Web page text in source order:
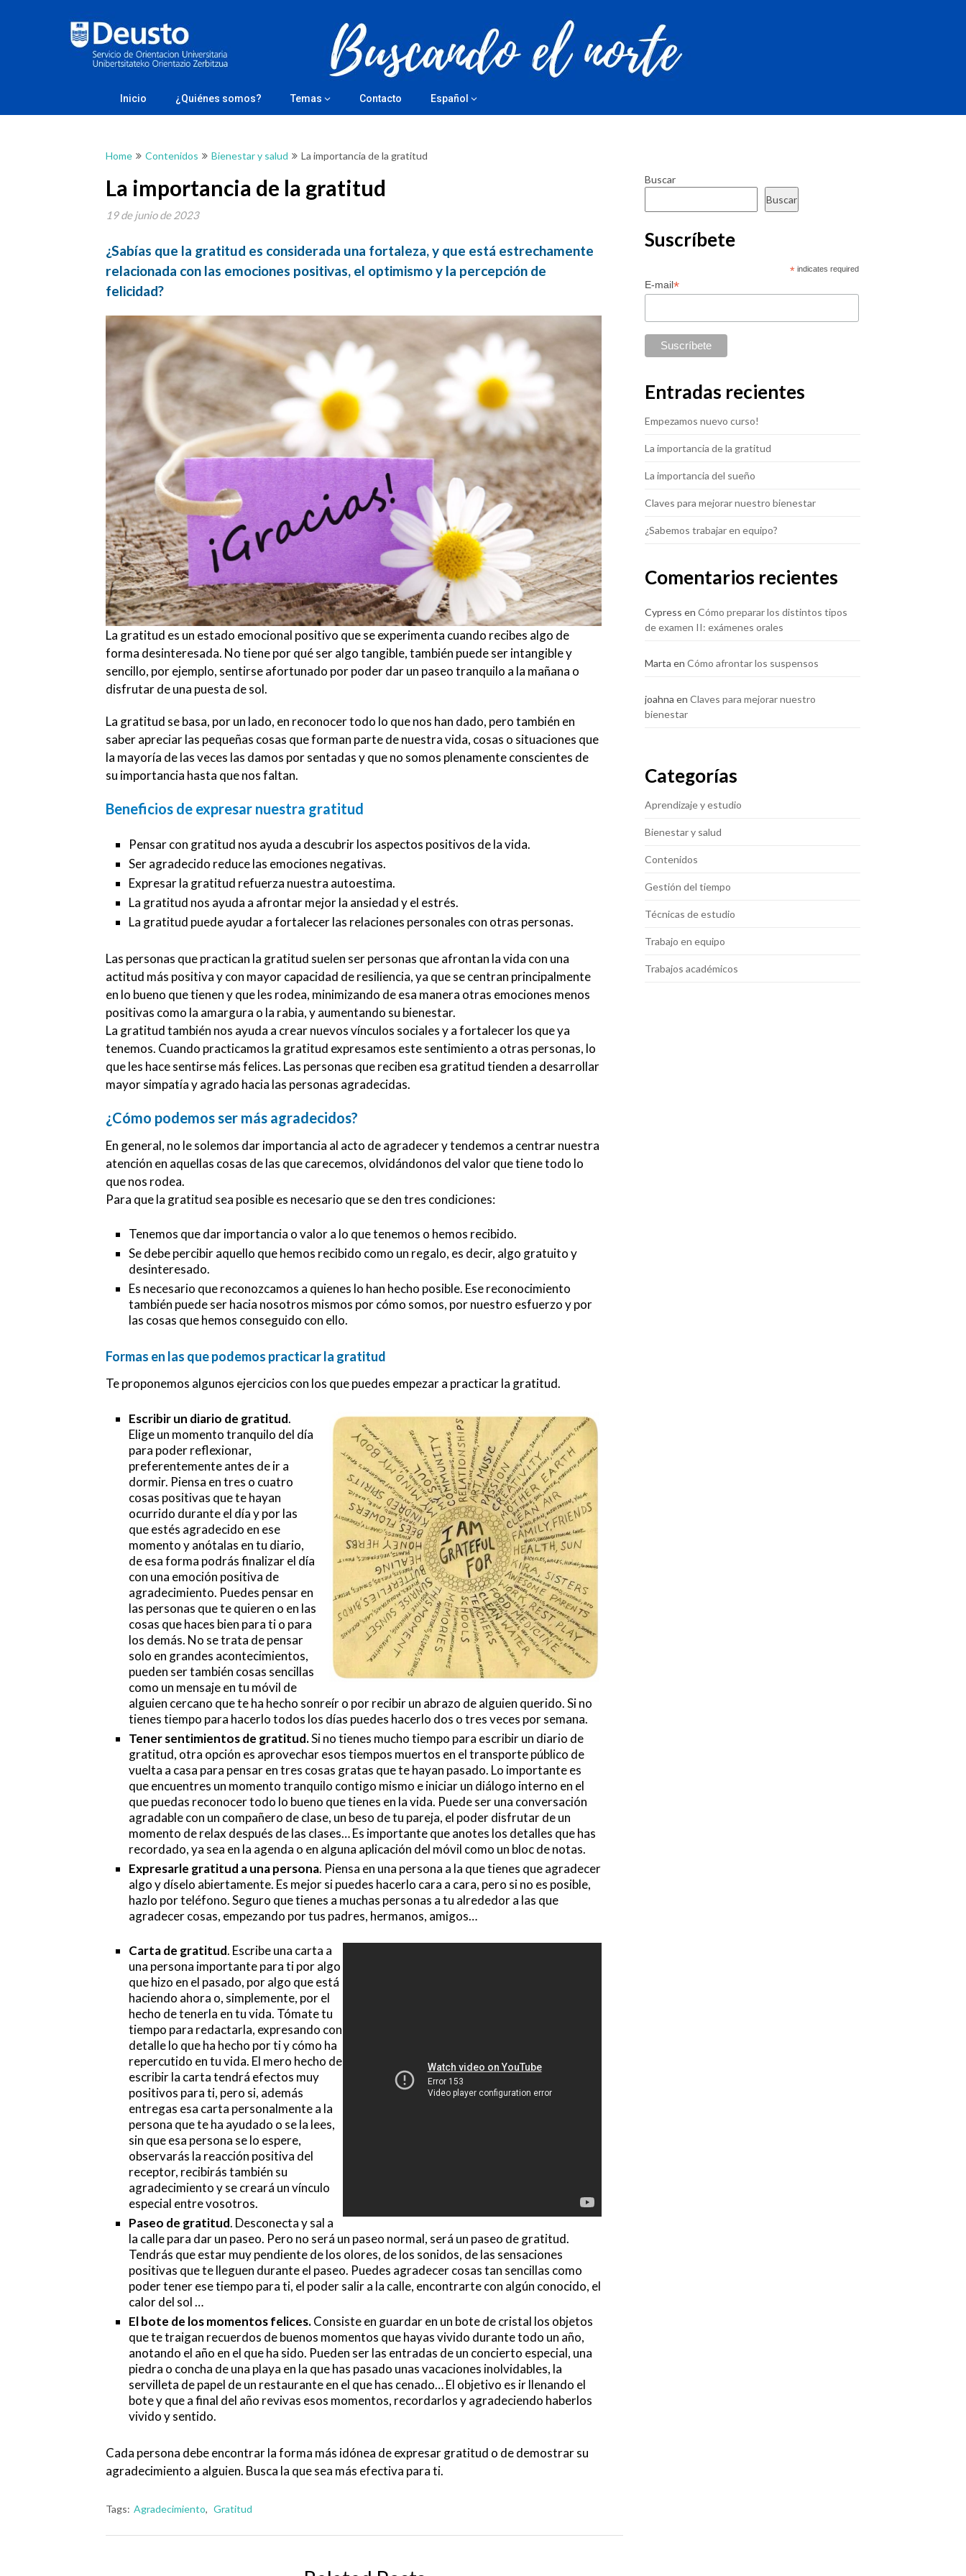
Buscando
el norte
Inicio ¿Quiénes somos? Temas Contacto Español
Home Contenidos Bienestar y salud La importancia de la gratitud
La importancia de la gratitud
19 de junio de 2023
¿Sabías que la gratitud es considerada una fortaleza, y que está estrechamente
relacionada con las emociones positivas, el optimismo y la percepción de
felicidad?
La gratitud es un estado emocional positivo que se experimenta cuando recibes algo de
forma desinteresada. No tiene por qué ser algo tangible, también puede ser intangible y
sencillo, por ejemplo, sentirse afortunado por poder dar un paseo tranquilo a la mañana o
disfrutar de una puesta de sol.
La gratitud se basa, por un lado, en reconocer todo lo que nos han dado, pero también en
saber apreciar las pequeñas cosas que forman parte de nuestra vida, cosas o situaciones que
la mayoría de las veces las damos por sentadas y que no somos plenamente conscientes de
su importancia hasta que nos faltan.
Beneficios de expresar nuestra gratitud
Pensar con gratitud nos ayuda a descubrir los aspectos positivos de la vida.
Ser agradecido reduce las emociones negativas.
Expresar la gratitud refuerza nuestra autoestima.
La gratitud nos ayuda a afrontar mejor la ansiedad y el estrés.
La gratitud puede ayudar a fortalecer las relaciones personales con otras personas.
Las personas que practican la gratitud suelen ser personas que afrontan la vida con una
actitud más positiva y con mayor capacidad de resiliencia, ya que se centran principalmente
en lo bueno que tienen y que les rodea, minimizando de esa manera otras emociones menos
positivas como la amargura o la rabia, y aumentando su bienestar.
La gratitud también nos ayuda a crear nuevos vínculos sociales y a fortalecer los que ya
tenemos. Cuando practicamos la gratitud expresamos este sentimiento a otras personas, lo
que les hace sentirse más felices. Las personas que reciben esa gratitud tienden a desarrollar
mayor simpatía y agrado hacia las personas agradecidas.
¿Cómo podemos ser más agradecidos?
En general, no le solemos dar importancia al acto de agradecer y tendemos a centrar nuestra
atención en aquellas cosas de las que carecemos, olvidándonos del valor que tiene todo lo
que nos rodea.
Para que la gratitud sea posible es necesario que se den tres condiciones:
Tenemos que dar importancia o valor a lo que tenemos o hemos recibido.
Se debe percibir aquello que hemos recibido como un regalo, es decir, algo gratuito y
desinteresado.
Es necesario que reconozcamos a quienes lo han hecho posible. Ese reconocimiento
también puede ser hacia nosotros mismos por cómo somos, por nuestro esfuerzo y por
las cosas que hemos conseguido con ello.
Formas en las que podemos practicar la gratitud
Te proponemos algunos ejercicios con los que puedes empezar a practicar la gratitud.
Escribir un diario de gratitud.
Elige un momento tranquilo del día
para poder reflexionar,
preferentemente antes de ir a
dormir. Piensa en tres o cuatro
cosas positivas que te hayan
ocurrido durante el día y por las
que estés agradecido en ese
momento y anótalas en tu diario,
de esa forma podrás finalizar el día
con una emoción positiva de
agradecimiento. Puedes pensar en
las personas que te quieren o en las
cosas que haces bien para ti o para
los demás. No se trata de pensar
solo en grandes acontecimientos,
pueden ser también cosas sencillas
como un mensaje en tu móvil de
alguien cercano que te ha hecho sonreír o por recibir un abrazo de alguien querido. Si no
tienes tiempo para hacerlo todos los días puedes hacerlo dos o tres veces por semana.
Tener sentimientos de gratitud.Si no tienes mucho tiempo para escribir un diario de
gratitud, otra opción es aprovechar esos tiempos muertos en el transporte público de
vuelta a casa para pensar en tres cosas gratas que te hayan pasado. Lo importante es
que encuentres un momento tranquilo contigo mismo e iniciar un diálogo interno en el
que puedas reconocer todo lo bueno que tienes en la vida. Puede ser una conversación
agradable con un compañero de clase, un beso de tu pareja, el poder disfrutar de un
momento de relax después de las clases… Es importante que anotes los detalles que has
recordado, ya sea en la agenda o en alguna aplicación del móvil como un bloc de notas.
Expresarle gratitud a una persona. Piensa en una persona a la que tienes que agradecer
algo y díselo abiertamente. Es mejor si puedes hacerlo cara a cara, pero si no es posible,
hazlo por teléfono. Seguro que tienes a muchas personas a tu alrededor a las que
agradecer cosas, empezando por tus padres, hermanos, amigos…
Carta de gratitud. Escribe una carta a
una persona importante para ti por algo
que hizo en el pasado, por algo que está
haciendo ahora o, simplemente, por el
hecho de tenerla en tu vida. Tómate tu
tiempo para redactarla, expresando con
detalle lo que ha hecho por ti y cómo ha
repercutido en tu vida. El mero hecho de
escribir la carta tendrá efectos muy
positivos para ti, pero si, además
entregas esa carta personalmente a la
persona que te ha ayudado o se la lees,
sin que esa persona se lo espere,
observarás la reacción positiva del
receptor, recibirás también su
agradecimiento y se creará un vínculo
especial entre vosotros.
Paseo de gratitud. Desconecta y sal a
la calle para dar un paseo. Pero no será un paseo normal, será un paseo de gratitud.
Tendrás que estar muy pendiente de los olores, de los sonidos, de las sensaciones
positivas que te lleguen durante el paseo. Puedes agradecer cosas tan sencillas como
poder tener ese tiempo para ti, el poder salir a la calle, encontrarte con algún conocido, el
calor del sol …
El bote de los momentos felices.Consiste en guardar en un bote de cristal los objetos
que te traigan recuerdos de buenos momentos que hayas vivido durante todo un año,
anotando el año en el que ha sido. Pueden ser las entradas de un concierto especial, una
piedra o concha de una playa en la que has pasado unas vacaciones inolvidables, la
servilleta de papel de un restaurante en el que has cenado… El objetivo es ir llenando el
bote y que a final del año revivas esos momentos, recordarlos y agradeciendo haberlos
vivido y sentido.
Cada persona debe encontrar la forma más idónea de expresar gratitud o de demostrar su
agradecimiento a alguien. Busca la que sea más efectiva para ti.
Tags: Agradecimiento, Gratitud
Buscar
Buscar
Suscríbete
*indicates required
E-mail*
Entradas recientes
Empezamos nuevo curso!
La importancia de la gratitud
La importancia del sueño
Claves para mejorar nuestro bienestar
¿Sabemos trabajar en equipo?
Comentarios recientes
Cypress en Cómo preparar los distintos tipos
de examen II: exámenes orales
Marta en Cómo afrontar los suspensos
joahna en Claves para mejorar nuestro
bienestar
Categorías
Aprendizaje y estudio
Bienestar y salud
Contenidos
Gestión del tiempo
Técnicas de estudio
Trabajo en equipo
Trabajos académicos